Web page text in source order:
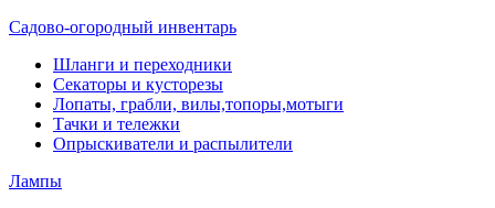
Садово-огородный инвентарь
Шланги и переходники
Секаторы и кусторезы
Лопаты, грабли, вилы,топоры,мотыги
Тачки и тележки
Опрыскиватели и распылители
Лампы